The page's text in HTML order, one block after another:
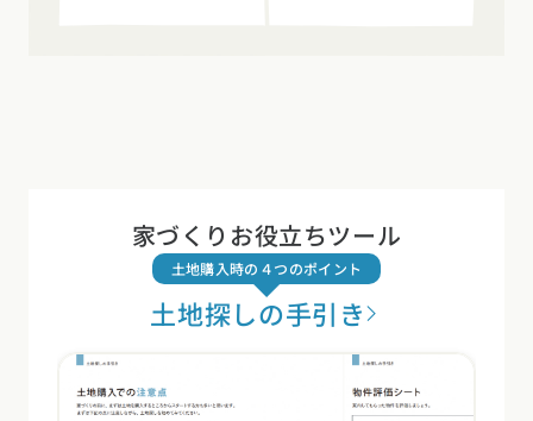
家づくりお役立ちツール
土地購入時の４つのポイント
土地探しの手引き